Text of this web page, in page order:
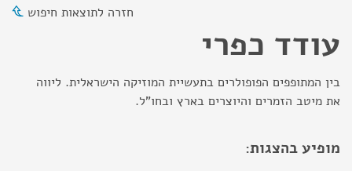
חזרה לתוצאות חיפוש
עודד כפרי
בין המתופפים הפופולרים בתעשיית המוזיקה הישראלית. ליווה
את מיטב הזמרים והיוצרים בארץ ובחו"ל.
מופיע בהצגות: